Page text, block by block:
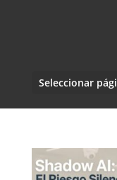
Seleccionar